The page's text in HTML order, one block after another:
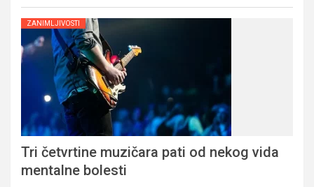
ZANIMLJIVOSTI
Tri četvrtine muzičara pati od nekog vida
mentalne bolesti